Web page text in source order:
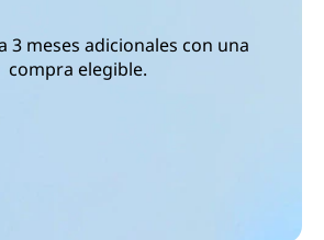
3 meses adicionales con una
compra elegible.